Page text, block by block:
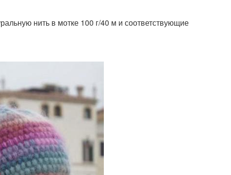
нить в мотке 100 г/40 м и соответствующие